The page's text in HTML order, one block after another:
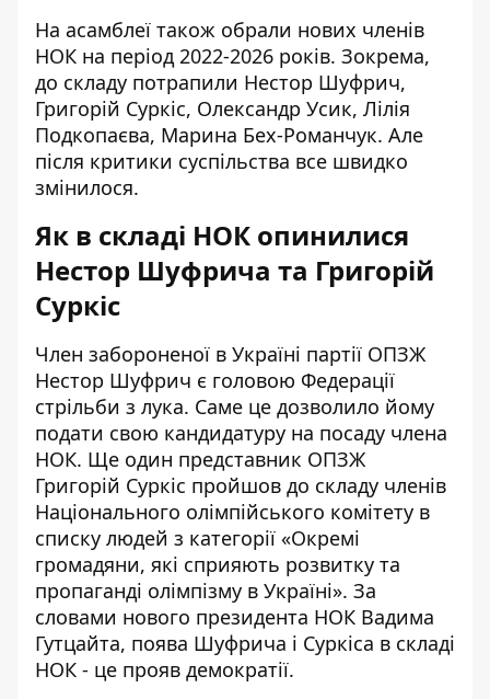
На асамблеї також обрали нових членів
НОК на період 2022-2026 років. Зокрема,
до складу потрапили Нестор Шуфрич,
Григорій Суркіс, Олександр Усик, Лілія
Подкопаєва, Марина Бех-Романчук. Але
після критики суспільства все швидко
змінилося.
Як в складі НОК опинилися
Нестор Шуфрича та Григорій
Суркіс
Член забороненої в Україні партії ОПЗЖ
Нестор Шуфрич є головою Федерації
стрільби з лука. Саме це дозволило йому
подати свою кандидатуру на посаду члена
НОК. Ще один представник ОПЗЖ
Григорій Суркіс пройшов до складу членів
Національного олімпійського комітету в
списку людей з категорії «Окремі
громадяни, які сприяють розвитку та
пропаганді олімпізму в Україні». За
словами нового президента НОК Вадима
Гутцайта, поява Шуфрича і Суркіса в складі
НОК - це прояв демократії.